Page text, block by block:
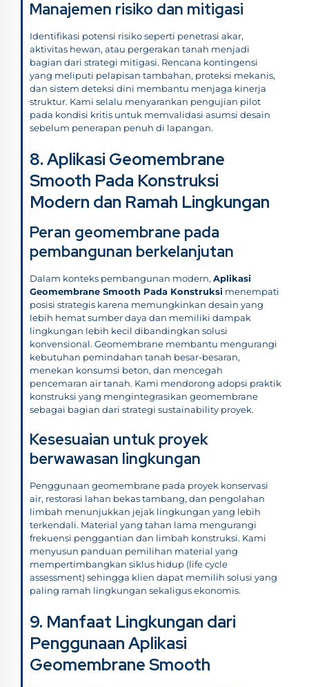
Manajemen risiko dan mitigasi
Identifikasi potensi risiko seperti penetrasi akar,
aktivitas hewan, atau pergerakan tanah menjadi
bagian dari strategi mitigasi. Rencana kontingensi
yang meliputi pelapisan tambahan, proteksi mekanis,
dan sistem deteksi dini membantu menjaga kinerja
struktur. Kami selalu menyarankan pengujian pilot
pada kondisi kritis untuk memvalidasi asumsi desain
sebelum penerapan penuh di lapangan.
8. Aplikasi Geomembrane
Smooth Pada Konstruksi
Modern dan Ramah Lingkungan
Peran geomembrane pada
pembangunan berkelanjutan
Dalam konteks pembangunan modern, Aplikasi
Geomembrane Smooth Pada Konstruksi menempati
posisi strategis karena memungkinkan desain yang
lebih hemat sumber daya dan memiliki dampak
lingkungan lebih kecil dibandingkan solusi
konvensional. Geomembrane membantu mengurangi
kebutuhan pemindahan tanah besar-besaran,
menekan konsumsi beton, dan mencegah
pencemaran air tanah. Kami mendorong adopsi praktik
konstruksi yang mengintegrasikan geomembrane
sebagai bagian dari strategi sustainability proyek.
Kesesuaian untuk proyek
berwawasan lingkungan
Penggunaan geomembrane pada proyek konservasi
air, restorasi lahan bekas tambang, dan pengolahan
limbah menunjukkan jejak lingkungan yang lebih
terkendali. Material yang tahan lama mengurangi
frekuensi penggantian dan limbah konstruksi. Kami
menyusun panduan pemilihan material yang
mempertimbangkan siklus hidup (life cycle
assessment) sehingga klien dapat memilih solusi yang
paling ramah lingkungan sekaligus ekonomis.
9. Manfaat Lingkungan dari
Penggunaan Aplikasi
Geomembrane Smooth